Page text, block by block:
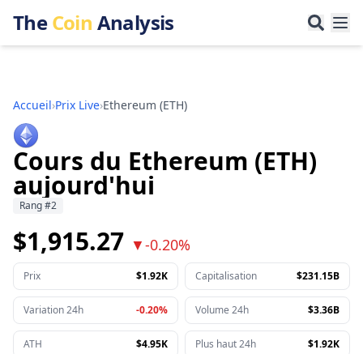
TheCoin Analysis
Accueil›Prix Live›Ethereum (ETH)
Cours du Ethereum (ETH)
aujourd'hui
Rang#2
$1,915.27 ▼-0.20%
Prix $1.92K Capitalisation $231.15B
Variation 24h -0.20% Volume 24h $3.36B
ATH $4.95K Plus haut 24h $1.92K